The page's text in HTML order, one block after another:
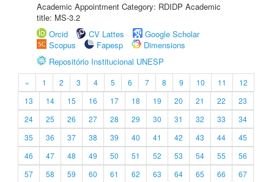
Academic Appointment Category: RDIDP Academic
title: MS-3.2
Orcid
CV Lattes
Google Scholar
Scopus
Fapesp
Dimensions
Repositório Institucional UNESP
« 1 2 3 4 5 6 7 8 9 10 11
12
13
14 15 16 17 18 19 20 21 22
23
24
25 26 27 28 29 30 31 32 33
34
35
36 37 38 39 40 41 42 43 44
45
46
47 48 49 50 51 52 53 54 55
56
57
58 59 60 61 62 63 64 65 66
67